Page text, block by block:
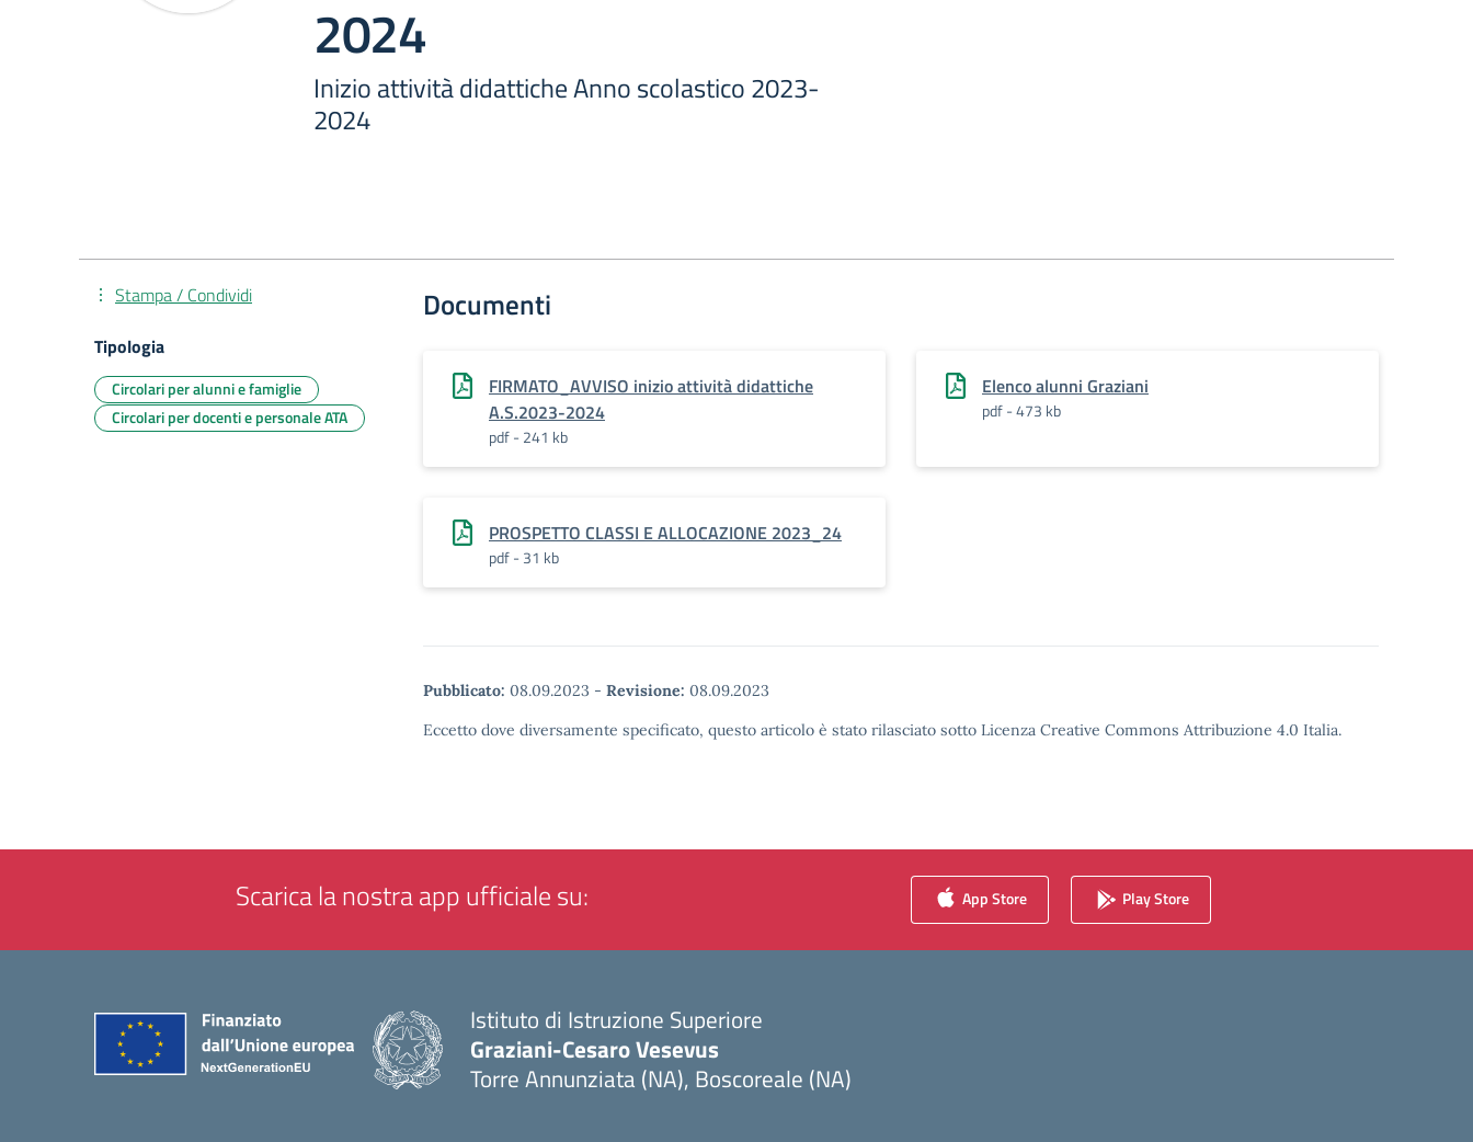
2024
Inizio attività didattiche Anno scolastico 2023-
2024
Documenti
FIRMATO_AVVISO inizio attività didattiche
A.S.2023-2024
pdf - 241 kb
Elenco alunni Graziani
pdf - 473 kb
PROSPETTO CLASSI E ALLOCAZIONE 2023_24
pdf - 31 kb
Pubblicato: 08.09.2023 - Revisione: 08.09.2023
Eccetto dove diversamente specificato, questo articolo è stato rilasciato sotto Licenza Creative Commons Attribuzione 4.0 Italia.
Stampa / Condividi
Tipologia
Circolari per alunni e famiglie
Circolari per docenti e personale ATA
Scarica la nostra app ufficiale su: App Store Play Store
Istituto di Istruzione Superiore
Graziani-Cesaro Vesevus
Torre Annunziata (NA), Boscoreale (NA)